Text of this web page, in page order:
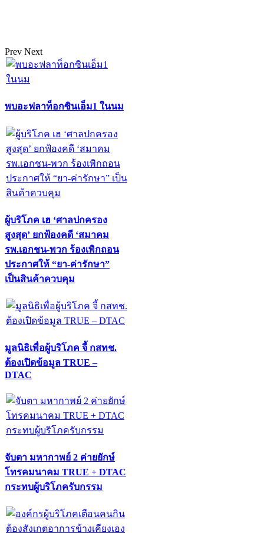
Prev Next
พบอะฟลาท็อกซินเอ็ม1 ในนม
ผู้บริโภค เฮ ‘ศาลปกครอง
สูงสุด’ ยกฟ้องคดี ‘สมาคม
รพ.เอกชน-พวก ร้องเพิกถอน
ประกาศให้ “ยา-ค่ารักษา”
เป็นสินค้าควบคุม
มูลนิธิเพื่อผู้บริโภค จี้ กสทช.
ต้องเปิดข้อมูล TRUE –
DTAC
จับตา มหากาพย์ 2 ค่ายยักษ์
โทรคมนาคม TRUE + DTAC
กระทบผู้บริโภครับกรรม